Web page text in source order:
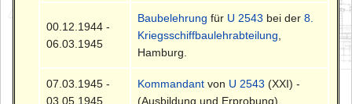
00.12.1944 -
06.03.1945
Baubelehrung für U 2543 bei der8.
Kriegsschiffbaulehrabteilung
Hamburg.
07.03.1945 -
03.05.1945
Kommandant von U 2543 (XXI) -
(Ausbildung und Erprobung).